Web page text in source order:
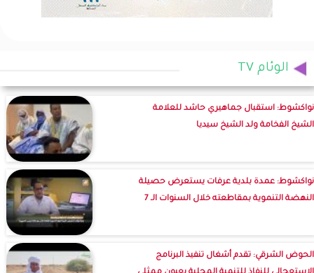
الوئام TV
نواكشوط: استقبال جماهيري حاشد للعلامة
الشيخ الفخامة ولد الشيخ سيديا
نواكشوط: عمدة بلدية عرفات يستعرض حصيلة
النهضة التنموية بمقاطعته خلال السنوات الـ 7
الحوض الشرقي: تقدم أشغال تنفيذ البرنامج